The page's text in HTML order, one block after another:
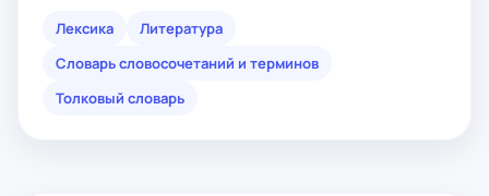
Лексика
Литература
Словарь словосочетаний и терминов
Толковый словарь